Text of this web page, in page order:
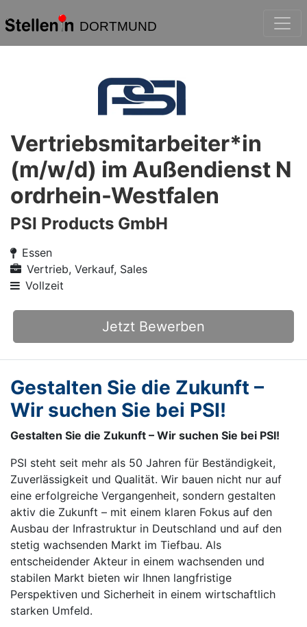
DORTMUND
Vertriebsmitarbeiter*in
(m/w/d) im Außendienst N
ordrhein-Westfalen
PSI Products GmbH
Essen
Vertrieb, Verkauf, Sales
Vollzeit
Jetzt Bewerben
Gestalten Sie die Zukunft –
Wir suchen Sie bei PSI!
Gestalten Sie die Zukunft – Wir suchen Sie bei PSI!
PSI steht seit mehr als 50 Jahren für Beständigkeit,
Zuverlässigkeit und Qualität. Wir bauen nicht nur auf
eine erfolgreiche Vergangenheit, sondern gestalten
aktiv die Zukunft – mit einem klaren Fokus auf den
Ausbau der Infrastruktur in Deutschland und auf den
stetig wachsenden Markt im Tiefbau. Als
entscheidender Akteur in einem wachsenden und
stabilen Markt bieten wir Ihnen langfristige
Perspektiven und Sicherheit in einem wirtschaftlich
starken Umfeld.